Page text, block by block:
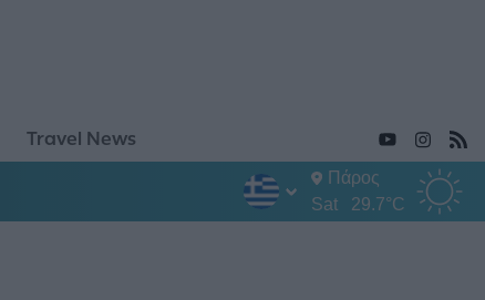
Travel News
Πάρος
Sat
29.7°C